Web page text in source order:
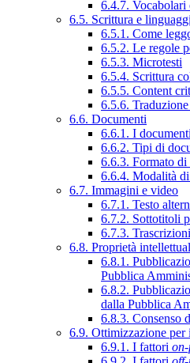
6.4.7. Vocabolari
6.5. Scrittura e
6.5.1. Come
6.5.2. Le regole
6.5.3. Microtesti
6.5.4. Scrittura
6.5.5. Content
6.5.6.
6.6. Documenti
6.6.1. I
6.6.2. Tipi di
6.6.3. Formato
6.6.4. Modalità
6.7. Immagini e video
6.7.1. Testo
6.7.2. Sottotitoli
6.7.3.
6.8. Proprietà
6.8.1.
Pubblica
6.8.2.
dalla Pubblica
6.8.3. Consenso
6.9. Ottimizzazione
6.9.1. I fattori